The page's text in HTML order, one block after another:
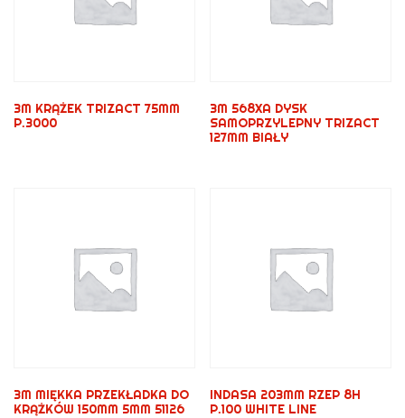
3M KRĄŻEK TRIZACT 75MM
P.3000
3M 568XA DYSK
SAMOPRZYLEPNY TRIZACT
127MM BIAŁY
3M MIĘKKA PRZEKŁADKA DO
KRĄŻKÓW 150MM 5MM 51126
INDASA 203MM RZEP 8H
P.100 WHITE LINE